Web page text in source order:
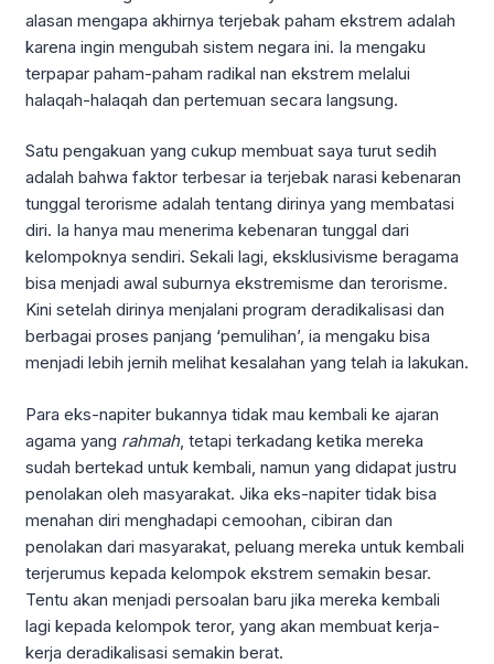
alasan mengapa akhirnya terjebak paham ekstrem adalah
karena ingin mengubah sistem negara ini. Ia mengaku
terpapar paham-paham radikal nan ekstrem melalui
halaqah-halaqah dan pertemuan secara langsung.
Satu pengakuan yang cukup membuat saya turut sedih
adalah bahwa faktor terbesar ia terjebak narasi kebenaran
tunggal terorisme adalah tentang dirinya yang membatasi
diri. Ia hanya mau menerima kebenaran tunggal dari
kelompoknya sendiri. Sekali lagi, eksklusivisme beragama
bisa menjadi awal suburnya ekstremisme dan terorisme.
Kini setelah dirinya menjalani program deradikalisasi dan
berbagai proses panjang ‘pemulihan’, ia mengaku bisa
menjadi lebih jernih melihat kesalahan yang telah ia lakukan.
Para eks-napiter bukannya tidak mau kembali ke ajaran
agama yang rahmah, tetapi terkadang ketika mereka
sudah bertekad untuk kembali, namun yang didapat justru
penolakan oleh masyarakat. Jika eks-napiter tidak bisa
menahan diri menghadapi cemoohan, cibiran dan
penolakan dari masyarakat, peluang mereka untuk kembali
terjerumus kepada kelompok ekstrem semakin besar.
Tentu akan menjadi persoalan baru jika mereka kembali
lagi kepada kelompok teror, yang akan membuat kerja-
kerja deradikalisasi semakin berat.